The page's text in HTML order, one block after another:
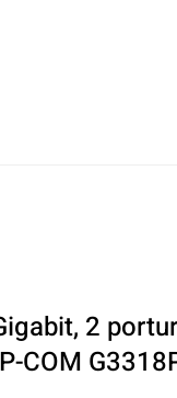
2
COM